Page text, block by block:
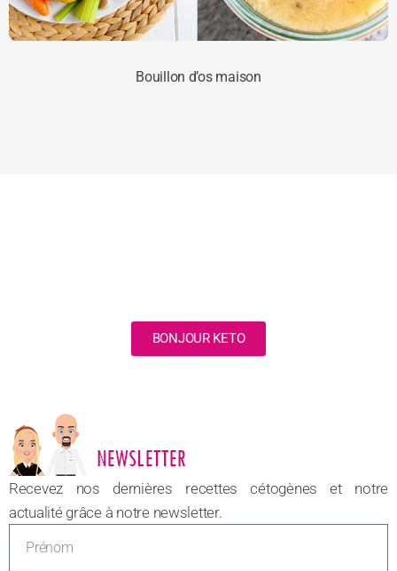
Bouillon d’os maison
BONJOUR KETO
NOUVEAU
Recevez nos dernières recettes cétogènes et notre
actualité grâce à notre newsletter.